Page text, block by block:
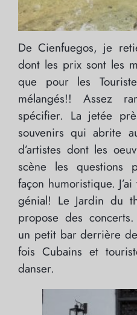
De Cienfuegos, je
dont les prix sont les
que pour les
mélangés!! Assez
spécifier. La jetée
souvenirs qui abrite
d’artistes dont les
scène les questions
façon humoristique.
génial! Le Jardin du
propose des
un petit bar derrière
fois Cubains et
danser.